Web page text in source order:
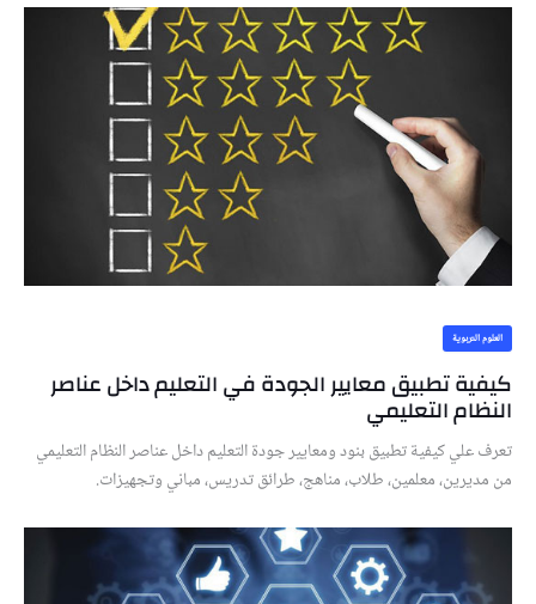
العلوم التربوية
كيفية تطبيق معايير الجودة في التعليم داخل عناصر
النظام التعليمي
تعرف علي كيفية تطبيق بنود ومعايير جودة التعليم داخل عناصر النظام التعليمي
من مديرين، معلمين، طلاب، مناهج، طرائق تدريس، مباني وتجهيزات.